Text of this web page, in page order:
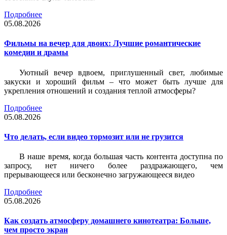
Подробнее
05.08.2026
Фильмы на вечер для двоих: Лучшие романтические
комедии и драмы
Уютный вечер вдвоем, приглушенный свет, любимые
закуски и хороший фильм – что может быть лучше для
укрепления отношений и создания теплой атмосферы?
Подробнее
05.08.2026
Что делать, если видео тормозит или не грузится
В наше время, когда большая часть контента доступна по
запросу, нет ничего более раздражающего, чем
прерывающееся или бесконечно загружающееся видео
Подробнее
05.08.2026
Как создать атмосферу домашнего кинотеатра: Больше,
чем просто экран